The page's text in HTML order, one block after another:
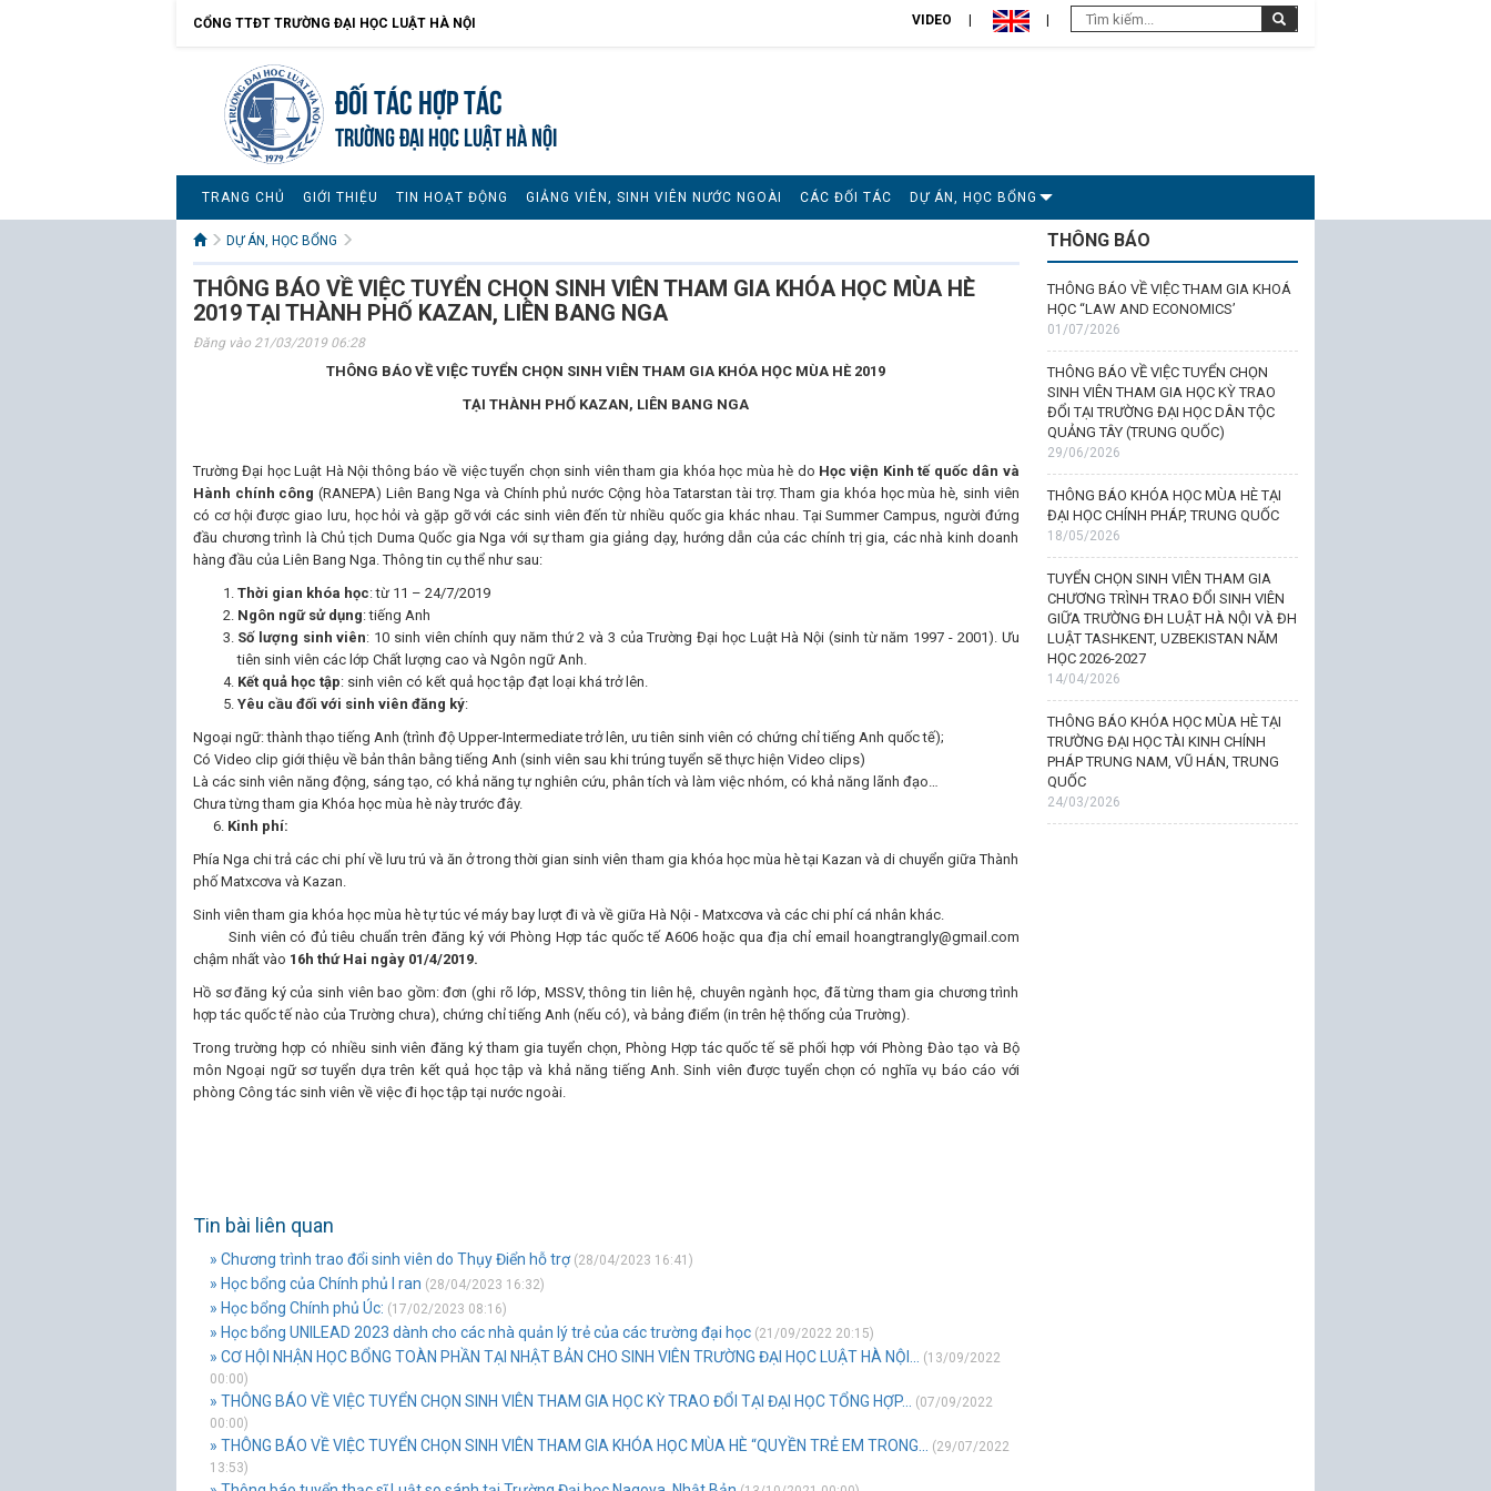
CỔNG TTĐT TRƯỜNG ĐẠI HỌC LUẬT HÀ NỘI VIDEO
Đối tác hợp tác
TRƯỜNG ĐẠI HỌC LUẬT HÀ NỘI
TRANG CHỦ GIỚI THIỆU TIN HOẠT ĐỘNG GIẢNG VIÊN, SINH VIÊN NƯỚC NGOÀI CÁC ĐỐI TÁC DỰ ÁN, HỌC BỔNG
DỰ ÁN, HỌC BỔNG
THÔNG BÁO VỀ VIỆC TUYỂN CHỌN SINH VIÊN THAM GIA KHÓA HỌC MÙA HÈ
2019 TẠI THÀNH PHỐ KAZAN, LIÊN BANG NGA
Đăng vào 21/03/2019 06:28
THÔNG BÁO VỀ VIỆC TUYỂN CHỌN SINH VIÊN THAM GIA KHÓA HỌC MÙA HÈ 2019
TẠI THÀNH PHỐ KAZAN, LIÊN BANG NGA
Trường Đại học Luật Hà Nội thông báo về việc tuyển chọn sinh viên tham gia khóa học mùa hè do Học viện Kinh tế quốc dân và
Hành chính công (RANEPA) Liên Bang Nga và Chính phủ nước Cộng hòa Tatarstan tài trợ. Tham gia khóa học mùa hè, sinh viên
có cơ hội được giao lưu, học hỏi và gặp gỡ với các sinh viên đến từ nhiều quốc gia khác nhau. Tại Summer Campus, người đứng
đầu chương trình là Chủ tịch Duma Quốc gia Nga với sự tham gia giảng dạy, hướng dẫn của các chính trị gia, các nhà kinh doanh
hàng đầu của Liên Bang Nga. Thông tin cụ thể như sau:
Thời gian khóa học: từ 11 – 24/7/2019
Ngôn ngữ sử dụng: tiếng Anh
Số lượng sinh viên: 10 sinh viên chính quy năm thứ 2 và 3 của Trường Đại học Luật Hà Nội (sinh từ năm 1997 - 2001). Ưu
tiên sinh viên các lớp Chất lượng cao và Ngôn ngữ Anh.
Kết quả học tập: sinh viên có kết quả học tập đạt loại khá trở lên.
Yêu cầu đối với sinh viên đăng ký:
Ngoại ngữ: thành thạo tiếng Anh (trình độ Upper-Intermediate trở lên, ưu tiên sinh viên có chứng chỉ tiếng Anh quốc tế);
Có Video clip giới thiệu về bản thân bằng tiếng Anh (sinh viên sau khi trúng tuyển sẽ thực hiện Video clips)
Là các sinh viên năng động, sáng tạo, có khả năng tự nghiên cứu, phân tích và làm việc nhóm, có khả năng lãnh đạo…
Chưa từng tham gia Khóa học mùa hè này trước đây.
6. Kinh phí:
Phía Nga chi trả các chi phí về lưu trú và ăn ở trong thời gian sinh viên tham gia khóa học mùa hè tại Kazan và di chuyển giữa Thành
phố Matxcơva và Kazan.
Sinh viên tham gia khóa học mùa hè tự túc vé máy bay lượt đi và về giữa Hà Nội - Matxcơva và các chi phí cá nhân khác.
Sinh viên có đủ tiêu chuẩn trên đăng ký với Phòng Hợp tác quốc tế A606 hoặc qua địa chỉ email hoangtrangly@gmail.com
chậm nhất vào 16h thứ Hai ngày 01/4/2019.
Hồ sơ đăng ký của sinh viên bao gồm: đơn (ghi rõ lớp, MSSV, thông tin liên hệ, chuyên ngành học, đã từng tham gia chương trình
hợp tác quốc tế nào của Trường chưa), chứng chỉ tiếng Anh (nếu có), và bảng điểm (in trên hệ thống của Trường).
Trong trường hợp có nhiều sinh viên đăng ký tham gia tuyển chọn, Phòng Hợp tác quốc tế sẽ phối hợp với Phòng Đào tạo và Bộ
môn Ngoại ngữ sơ tuyển dựa trên kết quả học tập và khả năng tiếng Anh. Sinh viên được tuyển chọn có nghĩa vụ báo cáo với
phòng Công tác sinh viên về việc đi học tập tại nước ngoài.
Tin bài liên quan
» Chương trình trao đổi sinh viên do Thụy Điển hỗ trợ(28/04/2023 16:41)
» Học bổng của Chính phủ I ran (28/04/2023 16:32)
» Học bổng Chính phủ Úc: (17/02/2023 08:16)
» Học bổng UNILEAD 2023 dành cho các nhà quản lý trẻ của các trường đại học (21/09/2022 20:15)
» CƠ HỘI NHẬN HỌC BỔNG TOÀN PHẦN TẠI NHẬT BẢN CHO SINH VIÊN TRƯỜNG ĐẠI HỌC LUẬT HÀ NỘI...
(13/09/2022
00:00)
» THÔNG BÁO VỀ VIỆC TUYỂN CHỌN SINH VIÊN THAM GIA HỌC KỲ TRAO ĐỔI TẠI ĐẠI HỌC TỔNG HỢP...
(07/09/2022
00:00)
» THÔNG BÁO VỀ VIỆC TUYỂN CHỌN SINH VIÊN THAM GIA KHÓA HỌC MÙA HÈ “QUYỀN TRẺ EM TRONG...
(29/07/2022
13:53)
THÔNG BÁO
THÔNG BÁO VỀ VIỆC THAM GIA KHOÁ
HỌC “LAW AND ECONOMICS’
01/07/2026
THÔNG BÁO VỀ VIỆC TUYỂN CHỌN
SINH VIÊN THAM GIA HỌC KỲ TRAO
ĐỔI TẠI TRƯỜNG ĐẠI HỌC DÂN TỘC
QUẢNG TÂY (TRUNG QUỐC)
29/06/2026
THÔNG BÁO KHÓA HỌC MÙA HÈ TẠI
ĐẠI HỌC CHÍNH PHÁP, TRUNG QUỐC
18/05/2026
TUYỂN CHỌN SINH VIÊN THAM GIA
CHƯƠNG TRÌNH TRAO ĐỔI SINH VIÊN
GIỮA TRƯỜNG ĐH LUẬT HÀ NỘI VÀ ĐH
LUẬT TASHKENT, UZBEKISTAN NĂM
HỌC 2026-2027
14/04/2026
THÔNG BÁO KHÓA HỌC MÙA HÈ TẠI
TRƯỜNG ĐẠI HỌC TÀI KINH CHÍNH
PHÁP TRUNG NAM, VŨ HÁN, TRUNG
QUỐC
24/03/2026